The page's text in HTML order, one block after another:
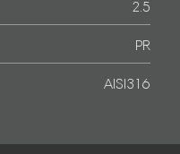
2.5
PR
AISI316